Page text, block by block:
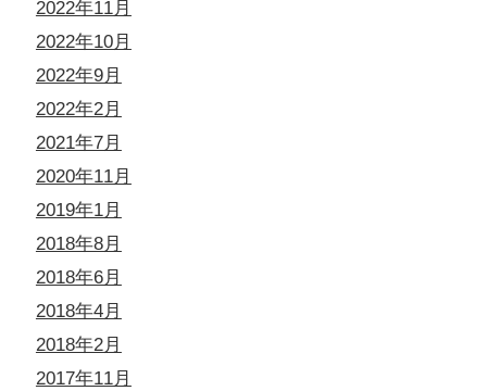
2022年11月
2022年10月
2022年9月
2022年2月
2021年7月
2020年11月
2019年1月
2018年8月
2018年6月
2018年4月
2018年2月
2017年11月